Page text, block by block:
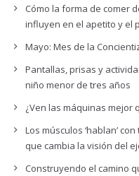
Cómo la forma de comer
influyen en el apetito y el
Mayo: Mes de la
Pantallas, prisas y
niño menor de tres años
¿Ven las máquinas mejor
Los músculos ‘hablan’
que cambia la visión del
Construyendo el camino